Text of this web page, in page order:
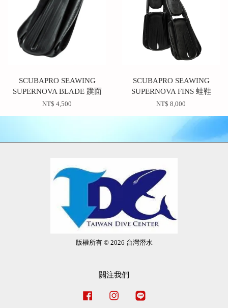
SCUBAPRO SEAWING
SUPERNOVA BLADE 蹼面
NT$ 4,500
SCUBAPRO SEAWING
SUPERNOVA FINS 蛙鞋
NT$ 8,000
版權所有 © 2026 台灣潛水
關注我們
Facebook Instagram